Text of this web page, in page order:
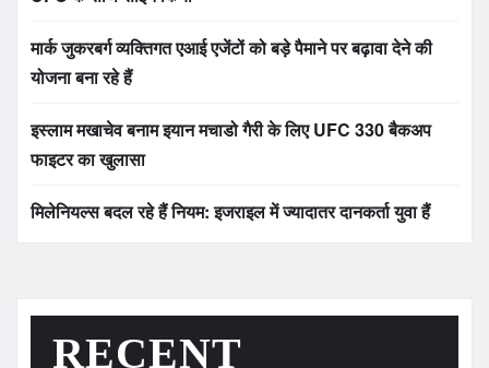
मार्क जुकरबर्ग व्यक्तिगत एआई एजेंटों को बड़े पैमाने पर बढ़ावा देने की
योजना बना रहे हैं
इस्लाम मखाचेव बनाम इयान मचाडो गैरी के लिए UFC 330 बैकअप
फाइटर का खुलासा
मिलेनियल्स बदल रहे हैं नियम: इजराइल में ज्यादातर दानकर्ता युवा हैं
RECENT